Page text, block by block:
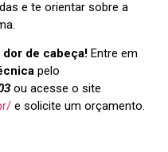
e te orientar sobre a
dor de cabeça! Entre em
pelo
ou acesse o site
e solicite um orçamento.